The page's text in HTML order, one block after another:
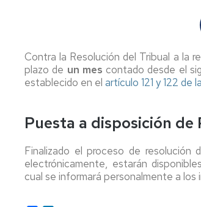
Contra la Resolución del Tribual a la
plazo de un mes contado desde el
establecido en el artículo 121 y 122 de
Puesta a disposición
Finalizado el proceso de resolución
electrónicamente, estarán
cual se informará personalmente a los